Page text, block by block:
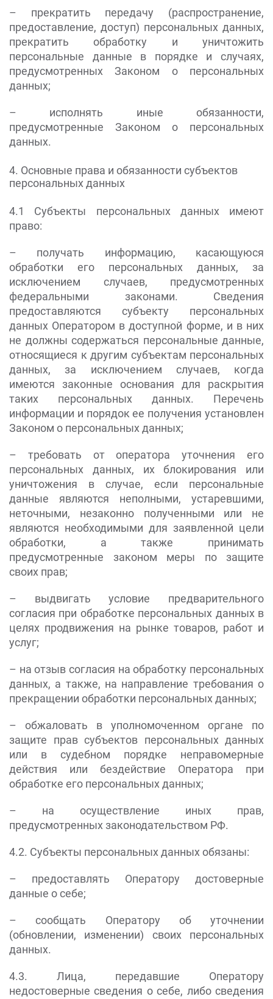
– прекратить передачу (распространение,
предоставление, доступ) персональных данных,
прекратить обработку и уничтожить
персональные данные в порядке и случаях,
предусмотренных Законом о персональных
данных;
– исполнять иные обязанности,
предусмотренные Законом о персональных
данных.
4. Основные права и обязанности субъектов
персональных данных
4.1 Субъекты персональных данных имеют
право:
– получать информацию, касающуюся
обработки его персональных данных, за
исключением случаев, предусмотренных
федеральными законами. Сведения
предоставляются субъекту персональных
данных Оператором в доступной форме, и в них
не должны содержаться персональные данные,
относящиеся к другим субъектам персональных
данных, за исключением случаев, когда
имеются законные основания для раскрытия
таких персональных данных. Перечень
информации и порядок ее получения установлен
Законом о персональных данных;
– требовать от оператора уточнения его
персональных данных, их блокирования или
уничтожения в случае, если персональные
данные являются неполными, устаревшими,
неточными, незаконно полученными или не
являются необходимыми для заявленной цели
обработки, а также принимать
предусмотренные законом меры по защите
своих прав;
– выдвигать условие предварительного
согласия при обработке персональных данных в
целях продвижения на рынке товаров, работ и
услуг;
– на отзыв согласия на обработку персональных
данных, а также, на направление требования о
прекращении обработки персональных данных;
– обжаловать в уполномоченном органе по
защите прав субъектов персональных данных
или в судебном порядке неправомерные
действия или бездействие Оператора при
обработке его персональных данных;
– на осуществление иных прав,
предусмотренных законодательством РФ.
4.2. Субъекты персональных данных обязаны:
– предоставлять Оператору достоверные
данные о себе;
– сообщать Оператору об уточнении
(обновлении, изменении) своих персональных
данных.
4.3. Лица, передавшие Оператору
недостоверные сведения о себе, либо сведения